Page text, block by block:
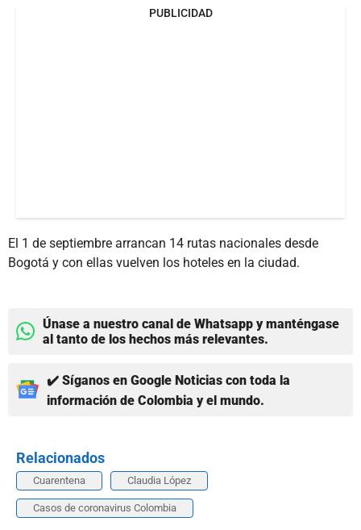
PUBLICIDAD
El 1 de septiembre arrancan 14 rutas nacionales desde
Bogotá y con ellas vuelven los hoteles en la ciudad.
Únase a nuestro canal de Whatsapp y manténgase
al tanto de los hechos más relevantes.
✔️ Síganos en Google Noticias con toda la
información de Colombia y el mundo.
Relacionados
Cuarentena Claudia López
Casos de coronavirus Colombia